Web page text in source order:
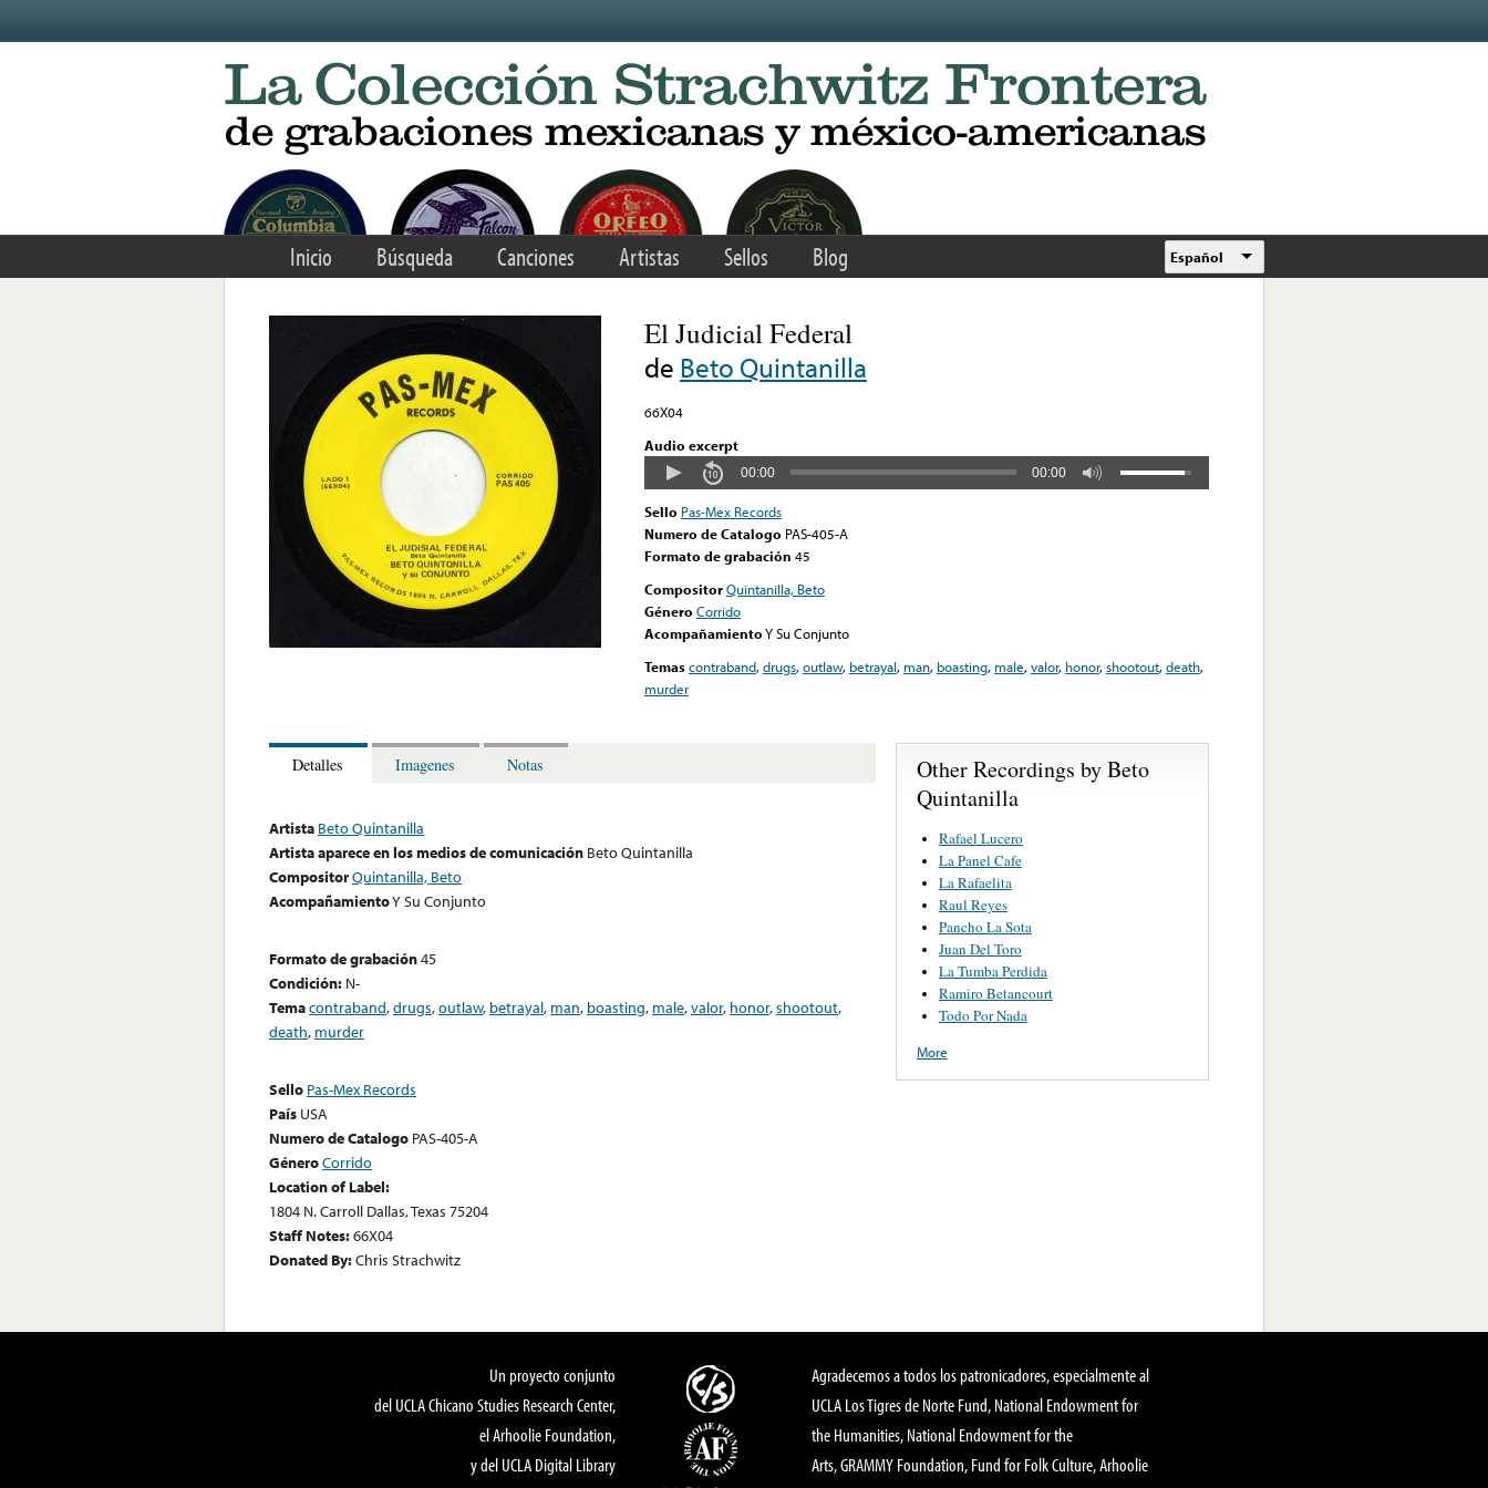
Inicio Búsqueda Canciones Artistas Sellos Blog Español
El Judicial Federal
de Beto Quintanilla
66X04
Audio excerpt
00:00 00:00
Sello Pas-Mex Records
Numero de Catalogo PAS-405-A
Formato de grabación 45
CompositorQuintanilla, Beto
Género Corrido
AcompañamientoY Su Conjunto
Temascontraband,drugs,outlaw, betrayal, man, boasting, male,valor, honor,shootout,death,
murder
Detalles Imagenes Notas
Artista Beto Quintanilla
Artista aparece en los medios de comunicación Beto Quintanilla
CompositorQuintanilla, Beto
AcompañamientoY Su Conjunto
Formato de grabación45
Condición: N-
Temacontraband,drugs,outlaw, betrayal, man, boasting, male,valor, honor,shootout,
death, murder
Sello Pas-Mex Records
País USA
Numero de Catalogo PAS-405-A
GéneroCorrido
Location of Label:
1804 N. Carroll Dallas, Texas 75204
Staff Notes:66X04
Donated By:Chris Strachwitz
Other Recordings by Beto
Quintanilla
Rafael Lucero
La Panel Cafe
La Rafaelita
Raul Reyes
Pancho La Sota
Juan Del Toro
La Tumba Perdida
Ramiro Betancourt
Todo Por Nada
More
Un proyecto conjunto
del UCLA Chicano Studies Research Center,
el Arhoolie Foundation,
y del UCLA Digital Library
Agradecemos a todos los patronicadores, especialmente al
UCLA Los Tigres de Norte Fund, National Endowment for
the Humanities, National Endowment for the
Arts, GRAMMY Foundation, Fund for Folk Culture, Arhoolie